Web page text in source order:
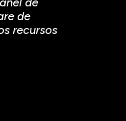
de
recursos